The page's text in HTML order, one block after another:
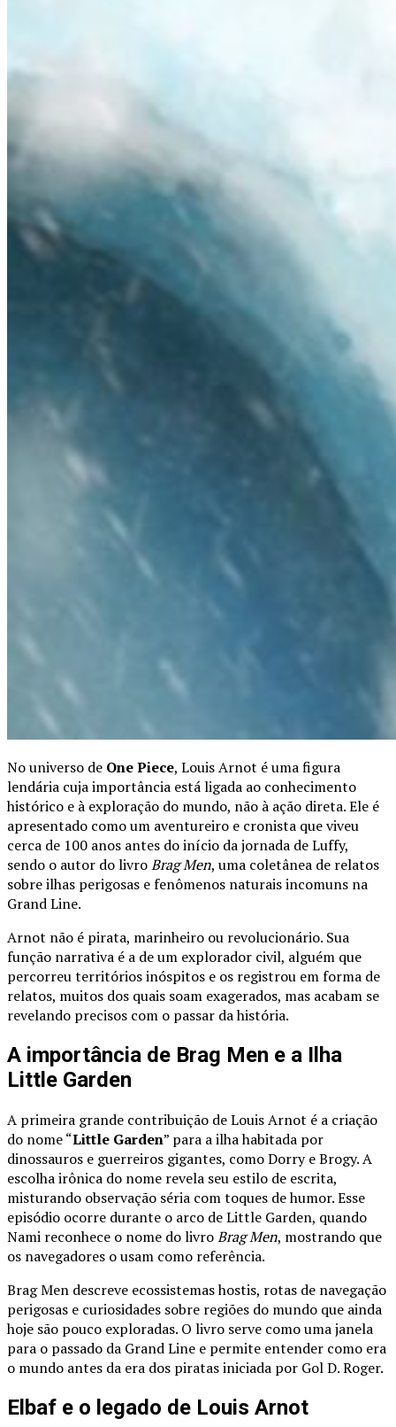
No universo de One Piece, Louis Arnot é uma figura
lendária cuja importância está ligada ao conhecimento
histórico e à exploração do mundo, não à ação direta. Ele é
apresentado como um aventureiro e cronista que viveu
cerca de 100 anos antes do início da jornada de Luffy,
sendo o autor do livroBrag Men, uma coletânea de relatos
sobre ilhas perigosas e fenômenos naturais incomuns na
Grand Line.
Arnot não é pirata, marinheiro ou revolucionário. Sua
função narrativa é a de um explorador civil, alguém que
percorreu territórios inóspitos e os registrou em forma de
relatos, muitos dos quais soam exagerados, mas acabam se
revelando precisos com o passar da história.
A importância de Brag Men e a Ilha
Little Garden
A primeira grande contribuição de Louis Arnot é a criação
do nome “Little Garden” para a ilha habitada por
dinossauros e guerreiros gigantes, como Dorry e Brogy. A
escolha irônica do nome revela seu estilo de escrita,
misturando observação séria com toques de humor. Esse
episódio ocorre durante o arco de Little Garden, quando
Nami reconhece o nome do livroBrag Men, mostrando que
os navegadores o usam como referência.
Brag Men descreve ecossistemas hostis, rotas de navegação
perigosas e curiosidades sobre regiões do mundo que ainda
hoje são pouco exploradas. O livro serve como uma janela
para o passado da Grand Line e permite entender como era
o mundo antes da era dos piratas iniciada por Gol D. Roger.
Elbaf e o legado de Louis Arnot